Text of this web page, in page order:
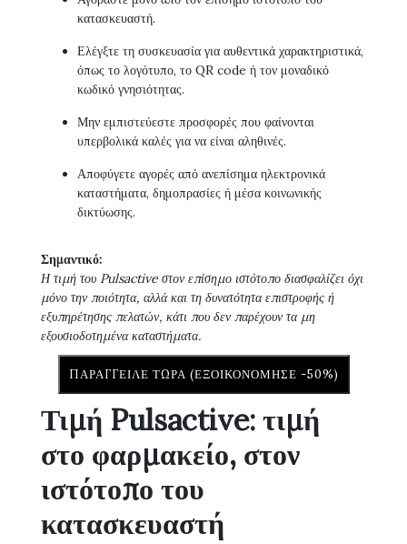
κατασκευαστή.
Ελέγξτε τη συσκευασία για αυθεντικά χαρακτηριστικά,
όπως το λογότυπο, το QR code ή τον μοναδικό
κωδικό γνησιότητας.
Μην εμπιστεύεστε προσφορές που φαίνονται
υπερβολικά καλές για να είναι αληθινές.
Αποφύγετε αγορές από ανεπίσημα ηλεκτρονικά
καταστήματα, δημοπρασίες ή μέσα κοινωνικής
δικτύωσης.
Σημαντικό:
Η τιμή του Pulsactive στον επίσημο ιστότοπο διασφαλίζει όχι
μόνο την ποιότητα, αλλά και τη δυνατότητα επιστροφής ή
εξυπηρέτησης πελατών, κάτι που δεν παρέχουν τα μη
εξουσιοδοτημένα καταστήματα.
ΠΑΡΆΓΓΕΙΛΕ ΤΏΡΑ (ΕΞΟΙΚΟΝΌΜΗΣΕ -50%)
Τιμή Pulsactive: τιμή
στο φαρμακείο, στον
ιστότοπο του
κατασκευαστή